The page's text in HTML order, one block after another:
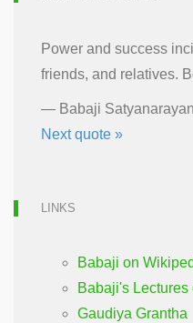
Power and success
friends, and relatives.
— Babaji
Next quote »
LINKS
Babaji on
Babaji's Lectures
Gaudiya Grantha